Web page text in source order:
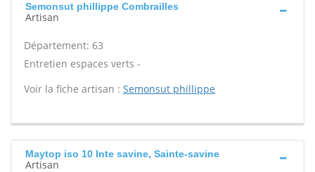
Semonsut phillippe Combrailles
Artisan
Département: 63
Entretien espaces verts -
Voir la fiche artisan : Semonsut phillippe
Maytop iso 10 Inte savine, Sainte-savine
Artisan